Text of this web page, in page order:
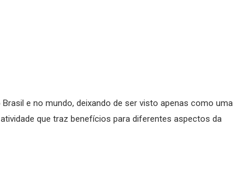
e no mundo, deixando de ser visto apenas como uma
que traz benefícios para diferentes aspectos da